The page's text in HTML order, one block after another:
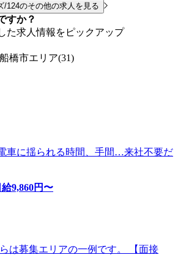
/124のその他の求人を見る
すか？
た求人情報をピックアップ
橋市エリア(31)
車に揺られる時間、手間…来社不要だ
給9,860円〜
は募集エリアの一例です。 【面接